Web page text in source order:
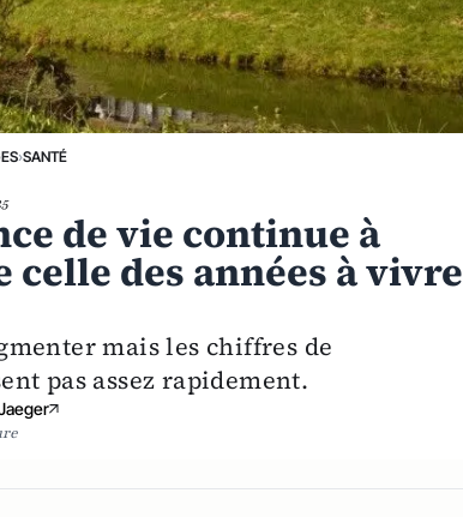
›SANTÉ
de vie continue à
des années à vivre
mais les chiffres de
pas assez rapidement.